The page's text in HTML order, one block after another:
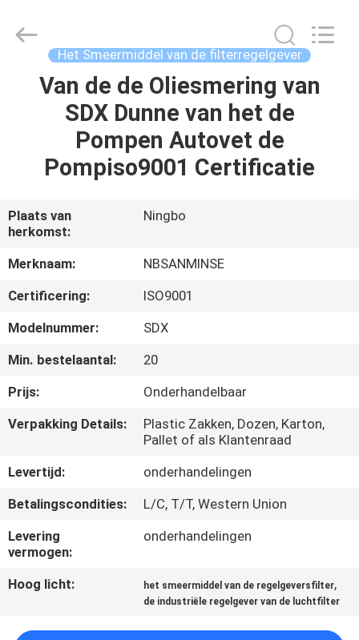
HUIS
PRODUCTEN
ONGEVEER
ONS
FABRIEKSREIS
KWALITEITSCONTROLE
CONTACTEER
ONS
VERZOEK
OM EEN
CITAAT
Export
Co.,Ltd..
Het Smeermiddel van de filterregelgever
Van de de Oliesmering van
SDX Dunne van het de
Pompen Autovet de
Pompiso9001 Certificatie
Plaats van
herkomst:
Ningbo
Merknaam:
NBSANMINSE
Certificering:
ISO9001
Modelnummer:
SDX
Min. bestelaantal:
20
Prijs:
Onderhandelbaar
Verpakking Details:
Plastic Zakken, Dozen, Karton,
Pallet of als Klantenraad
Levertijd:
onderhandelingen
Betalingscondities:
L/C, T/T, Western Union
Levering
vermogen:
onderhandelingen
Hoog licht: het smeermiddel van de regelgeversfilter,
de industriële regelgever van de luchtfilter